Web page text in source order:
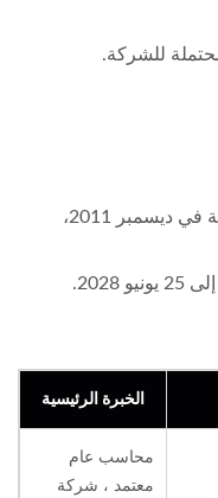
(1) تم إنشاء لجنة التعويضات في الشركة في ديسمبر 2011،
(2) المدة الحالية هي من 26 يونيو 2025 إلى 25 يونيو 2028.
الخبرة الرئيسية
محاسب عام
معتمد ، شركة